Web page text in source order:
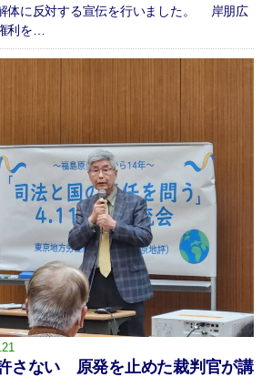
体に反対する宣伝を行いました。 岸朋広
利を…
さない 原発を止めた裁判官が講